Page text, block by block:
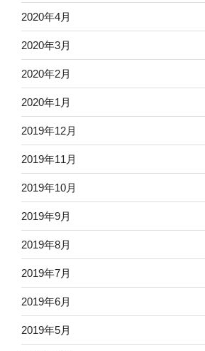
2020年4月
2020年3月
2020年2月
2020年1月
2019年12月
2019年11月
2019年10月
2019年9月
2019年8月
2019年7月
2019年6月
2019年5月